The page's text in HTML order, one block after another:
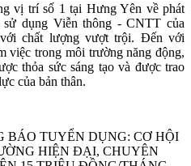
vị trí số 1 tại Hưng Yên về phát
dụng Viễn thông - CNTT của
chất lượng vượt trội. Đến với
việc trong môi trường năng động,
thỏa sức sáng tạo và được trao
của bản thân.